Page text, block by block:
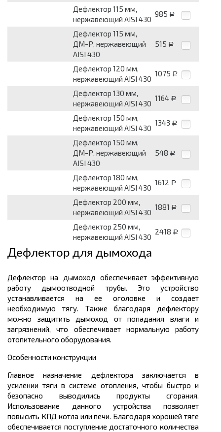
Дефлектор 115 мм,
нержавеющий AISI 430
985 Р
Дефлектор 115 мм,
ДМ-Р, нержавеющий
AISI 430
515 Р
Дефлектор 120 мм,
нержавеющий AISI 430
1075 Р
Дефлектор 130 мм,
нержавеющий AISI 430
1164 Р
Дефлектор 150 мм,
нержавеющий AISI 430
1343 Р
Дефлектор 150 мм,
ДМ-Р, нержавеющий
AISI 430
548 Р
Дефлектор 180 мм,
нержавеющий AISI 430
1612 Р
Дефлектор 200 мм,
нержавеющий AISI 430
1881 Р
Дефлектор 250 мм,
нержавеющий AISI 430
2418 Р
Дефлектор для дымохода
Дефлектор на дымоход обеспечивает эффективную
работу дымоотводной трубы. Это устройство
устанавливается на ее оголовке и создает
необходимую тягу. Также благодаря дефлектору
можно защитить дымоход от попадания влаги и
загрязнений, что обеспечивает нормальную работу
отопительного оборудования.
Особенности конструкции
Главное назначение дефлектора заключается в
усилении тяги в системе отопления, чтобы быстро и
безопасно выводились продукты сгорания.
Использование данного устройства позволяет
повысить КПД котла или печи. Благодаря хорошей тяге
обеспечивается поступление достаточного количества